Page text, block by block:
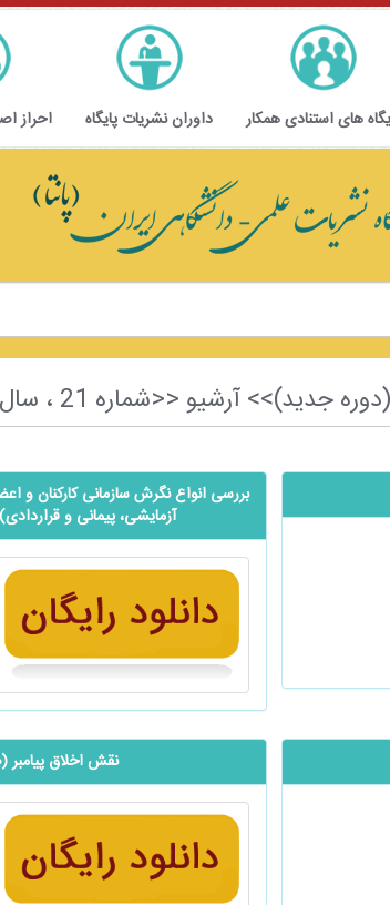
های استنادی همکار داوران نشریات پایگاه احراز
<<شماره 21 ، سال سوم ، بهار 1396>>
بررسی انواع نگرش سازمانی کارکنان
آزمایشی، پیمانی و
نقش اخلاق پیامبر